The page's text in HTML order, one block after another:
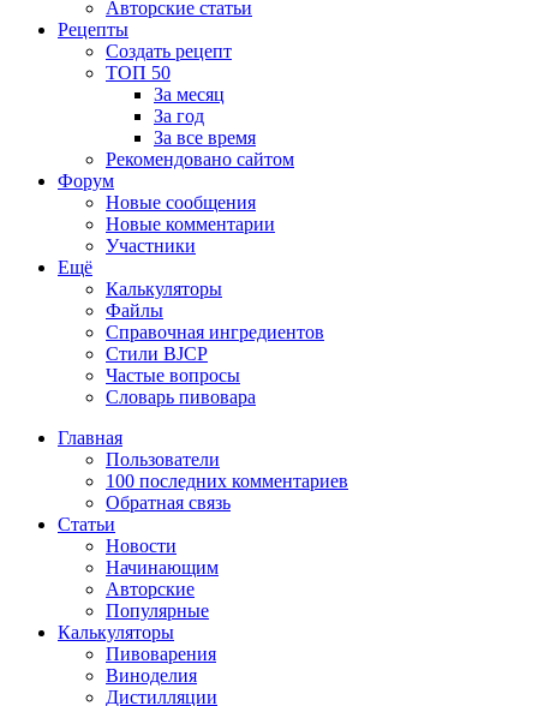
Авторские статьи
Рецепты
Создать рецепт
ТОП 50
За месяц
За год
За все время
Рекомендовано сайтом
Форум
Новые сообщения
Новые комментарии
Участники
Ещё
Калькуляторы
Файлы
Справочная ингредиентов
Стили BJCP
Частые вопросы
Словарь пивовара
Главная
Пользователи
100 последних комментариев
Обратная связь
Статьи
Новости
Начинающим
Авторские
Популярные
Калькуляторы
Пивоварения
Виноделия
Дистилляции